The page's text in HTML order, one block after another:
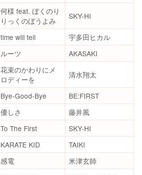
何様 feat. ぼくのり
りっくのぼうよみ
SKY-HI
time will tell
宇多田ヒカル
ルーツ AKASAKI
花束のかわりにメ
ロディーを
清水翔太
Bye-Good-Bye
BE:FIRST
優しさ
藤井風
To The First
SKY-HI
KARATE KID
TAIKI
感電
米津玄師